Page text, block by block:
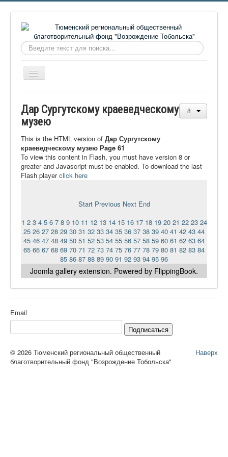
Искать...
Включить/
выключить
О фонде
Видеоматериалы
Контакты
Ермаковополе.рф
Дар Сургутскому краеведческому
музею
This is the HTML version of Дар Сургутскому
краеведческому музею Page 61
To view this content in Flash, you must have version 8 or
greater and Javascript must be enabled. To download the last
Flash playerclick here
Start Previous Next End
1 2 3 4 5 6 7 8 9 10 11 12 13 14 15 16 17 18 19 20 21 22 23 24
25 26 27 28 29 30 31 32 33 34 35 36 37 38 39 40 41 42 43 44
45 46 47 48 49 50 51 52 53 54 55 56 57 58 59 60 61 62 63 64
65 66 67 68 69 70 71 72 73 74 75 76 77 78 79 80 81 82 83 84
85 86 87 88 89 90 91 92 93 94 95 96
Joomla gallery extension. Powered by FlippingBook.
Email
Подписаться
Наверх
© 2026 Тюменский региональный общественный
благотворительный фонд "Возрождение Тобольска"